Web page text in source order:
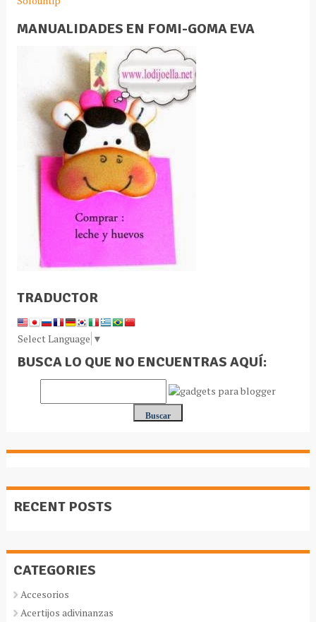
MANUALIDADES EN FOMI-GOMA EVA
TRADUCTOR
Select Language ▼
BUSCA LO QUE NO ENCUENTRAS AQUÍ:
RECENT POSTS
CATEGORIES
Accesorios
Acertijos adivinanzas